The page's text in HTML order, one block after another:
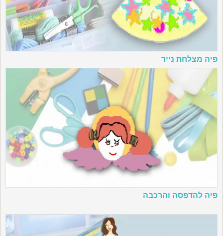
פיה מצלחת נייר
פיה להדפסה והרכבה